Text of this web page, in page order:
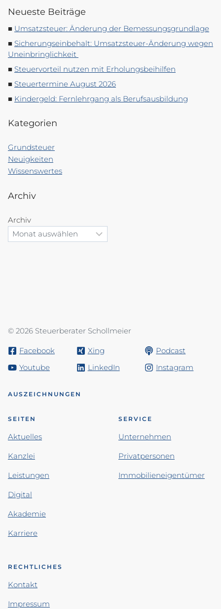
Neueste Beiträge
Umsatzsteuer: Änderung der Bemessungsgrundlage
Sicherungseinbehalt: Umsatzsteuer-Änderung wegen
Uneinbringlichkeit
Steuervorteil nutzen mit Erholungsbeihilfen
Steuertermine August 2026
Kindergeld: Fernlehrgang als Berufsausbildung
Kategorien
Grundsteuer
Neuigkeiten
Wissenswertes
Archiv
Archiv
© 2026 Steuerberater Schollmeier
Facebook Xing
Podcast
Youtube
LinkedIn Instagram
AUSZEICHNUNGEN
SEITEN
Aktuelles
Kanzlei
Leistungen
Digital
Akademie
Karriere
SERVICE
Unternehmen
Privatpersonen
Immobilieneigentümer
RECHTLICHES
Kontakt
Impressum